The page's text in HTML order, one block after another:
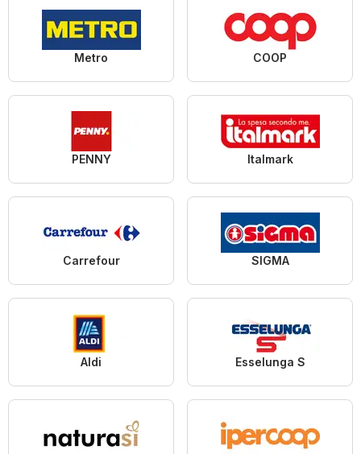
Metro COOP
PENNY Italmark
Carrefour SIGMA
Aldi Esselunga S